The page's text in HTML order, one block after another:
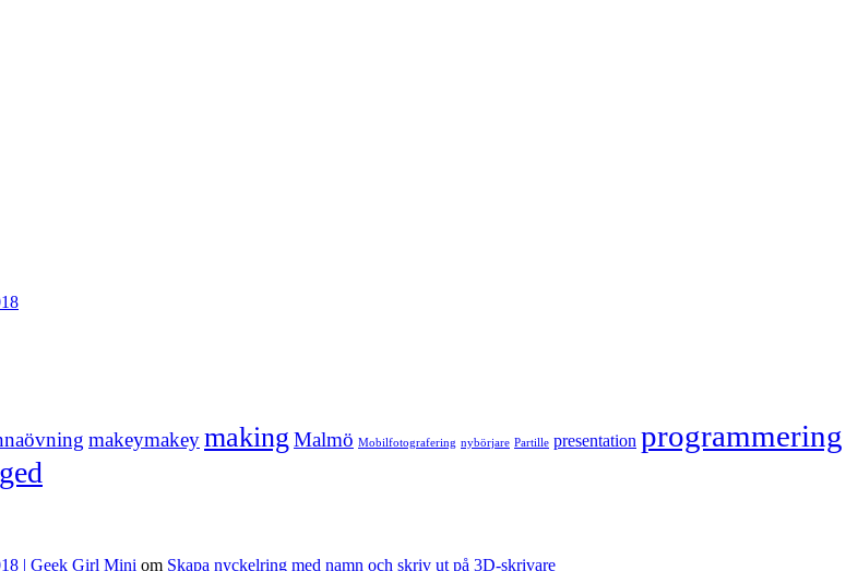
makeymakeymaking Malmö Mobilfotografering nybörjare Partille presentation programmering
| Geek Girl Mini om Skapa nyckelring med namn och skriv ut på 3D-skrivare